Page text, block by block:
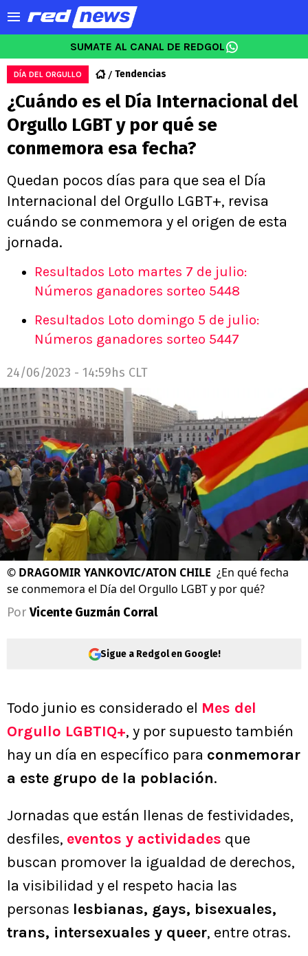
SUMATE AL CANAL DE REDGOL
DÍA DEL ORGULLO Tendencias
¿Cuándo es el Día Internacional del
Orgullo LGBT y por qué se
conmemora esa fecha?
Quedan pocos días para que sea el Día
Internacional del Orgullo LGBT+, revisa
cuándo se conmemora y el origen de esta
jornada.
Resultados Loto martes 7 de julio:
Números ganadores sorteo 5448
Resultados Loto domingo 5 de julio:
Números ganadores sorteo 5447
24/06/2023 - 14:59hs CLT
© DRAGOMIR YANKOVIC/ATON CHILE ¿En qué fecha
se conmemora el Día del Orgullo LGBT y por qué?
Por Vicente Guzmán Corral
Sigue a Redgol en Google!
Todo junio es considerado el Mes del
Orgullo LGBTIQ+, y por supuesto también
hay un día en específico para conmemorar
a este grupo de la población.
Jornadas que están llenas de festividades,
desfiles, eventos y actividades que
buscan promover la igualdad de derechos,
la visibilidad y el respeto hacia las
personas lesbianas, gays, bisexuales,
trans, intersexuales y queer, entre otras.